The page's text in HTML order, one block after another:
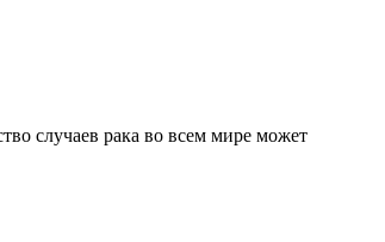
случаев рака во всем мире может